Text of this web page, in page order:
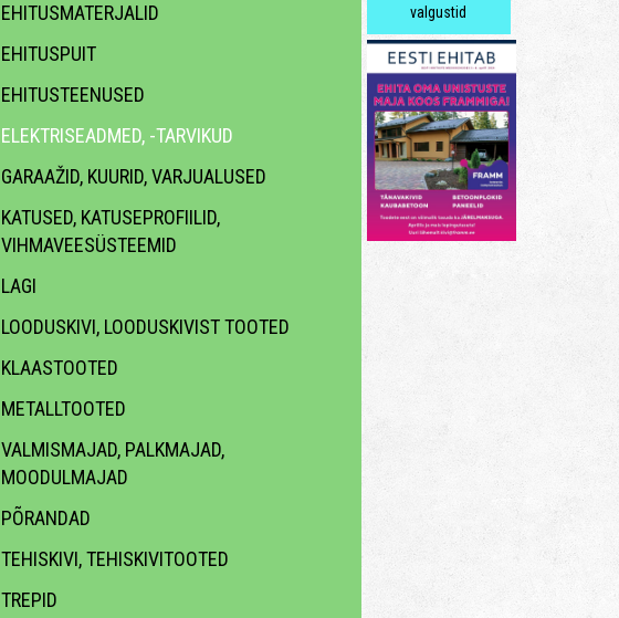
EHITUSMATERJALID
EHITUSPUIT
EHITUSTEENUSED
ELEKTRISEADMED, -TARVIKUD
GARAAŽID, KUURID, VARJUALUSED
KATUSED, KATUSEPROFIILID,
VIHMAVEESÜSTEEMID
LAGI
LOODUSKIVI, LOODUSKIVIST TOOTED
KLAASTOOTED
METALLTOOTED
VALMISMAJAD, PALKMAJAD,
MOODULMAJAD
PÕRANDAD
TEHISKIVI, TEHISKIVITOOTED
TREPID
valgustid